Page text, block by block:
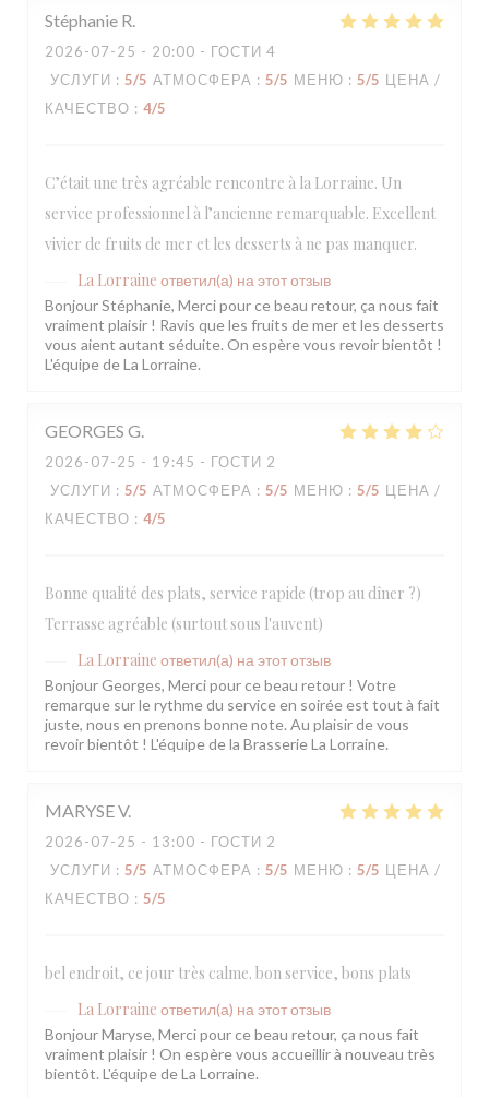
Stéphanie R
2026-07-25 - 20:00 - ГОСТИ 4
УСЛУГИ : 5/5 АТМОСФЕРА : 5/5 МЕНЮ : 5/5 ЦЕНА /
КАЧЕСТВО : 4/5
C’était une très agréable rencontre à la Lorraine. Un
service professionnel à l’ancienne remarquable. Excellent
vivier de fruits de mer et les desserts à ne pas manquer.
La Lorraine ответил(а) на этот отзыв
Bonjour Stéphanie, Merci pour ce beau retour, ça nous fait
vraiment plaisir ! Ravis que les fruits de mer et les desserts
vous aient autant séduite. On espère vous revoir bientôt !
L'équipe de La Lorraine.
GEORGES G
2026-07-25 - 19:45 - ГОСТИ 2
УСЛУГИ : 5/5 АТМОСФЕРА : 5/5 МЕНЮ : 5/5 ЦЕНА /
КАЧЕСТВО : 4/5
Bonne qualité des plats, service rapide (trop au dîner ?)
Terrasse agréable (surtout sous l'auvent)
La Lorraine ответил(а) на этот отзыв
Bonjour Georges, Merci pour ce beau retour ! Votre
remarque sur le rythme du service en soirée est tout à fait
juste, nous en prenons bonne note. Au plaisir de vous
revoir bientôt ! L'équipe de la Brasserie La Lorraine.
MARYSEV
2026-07-25 - 13:00 - ГОСТИ 2
УСЛУГИ : 5/5 АТМОСФЕРА : 5/5 МЕНЮ : 5/5 ЦЕНА /
КАЧЕСТВО : 5/5
bel endroit, ce jour très calme. bon service, bons plats
La Lorraine ответил(а) на этот отзыв
Bonjour Maryse, Merci pour ce beau retour, ça nous fait
vraiment plaisir ! On espère vous accueillir à nouveau très
bientôt. L'équipe de La Lorraine.